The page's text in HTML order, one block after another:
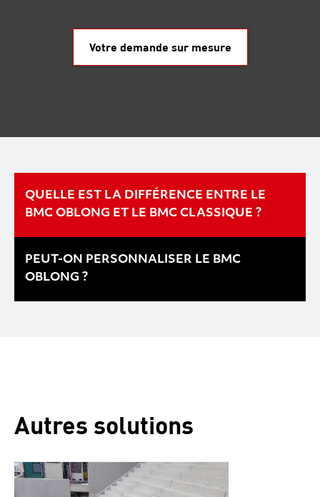
Votre demande sur mesure
QUELLE EST LA DIFFÉRENCE ENTRE LE
BMC OBLONG ET LE BMC CLASSIQUE ?
PEUT-ON PERSONNALISER LE BMC
OBLONG ?
Autres solutions